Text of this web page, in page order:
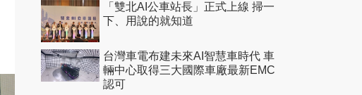
「雙北AI公車站長」正式上線 掃一
下、用說的就知道
台灣車電布建未來AI智慧車時代 車
輛中心取得三大國際車廠最新EMC
認可